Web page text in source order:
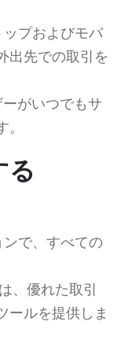
ップおよびモバ
出先での取引を
ーがいつでもサ
る
で、すべての
、優れた取引
ールを提供しま